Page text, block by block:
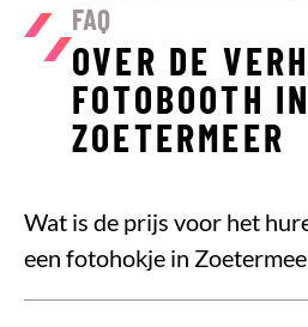
FAQ
OVER DE
FOTOBOOTH IN
ZOETERMEER
Wat is de prijs voor het
een fotohokje in